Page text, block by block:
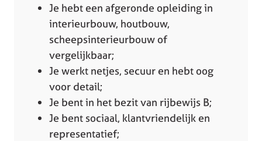
Je hebt een afgeronde opleiding in
interieurbouw, houtbouw,
scheepsinterieurbouw of
vergelijkbaar;
Je werkt netjes, secuur en hebt oog
voor detail;
Je bent in het bezit van rijbewijs B;
Je bent sociaal, klantvriendelijk en
representatief;